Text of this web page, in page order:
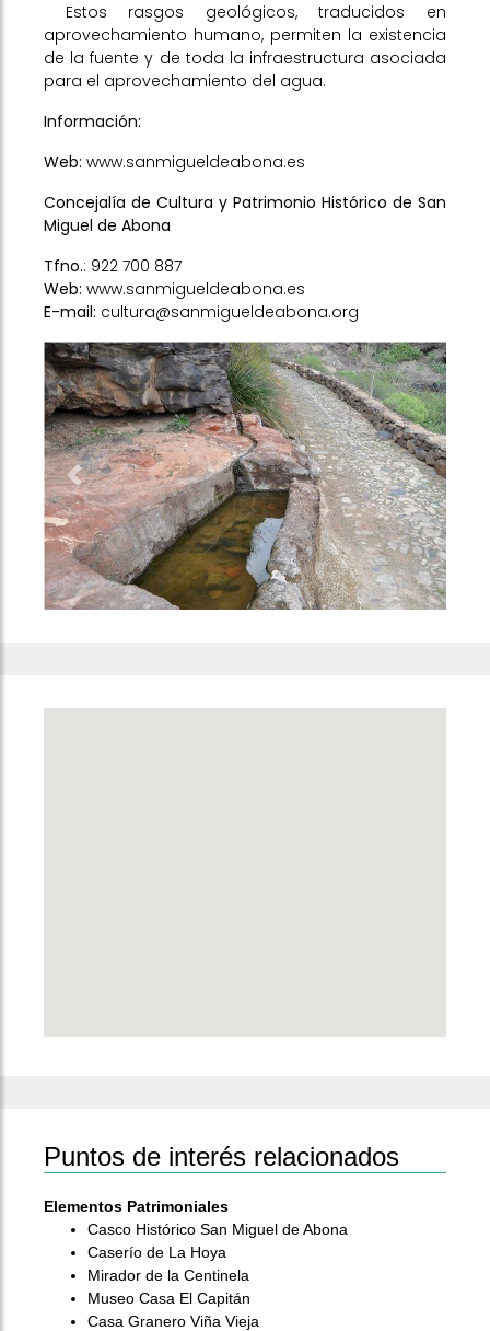
Estos rasgos geológicos, traducidos en
aprovechamiento humano, permiten la existencia
de la fuente y de toda la infraestructura asociada
para el aprovechamiento del agua.
Información:
Web: www.sanmigueldeabona.es
Concejalía de Cultura y Patrimonio Histórico de San
Miguel de Abona
Tfno.: 922 700 887
Web: www.sanmigueldeabona.es
E-mail: cultura@sanmigueldeabona.org
Previous Next
Puntos de interés relacionados
Elementos Patrimoniales
Casco Histórico San Miguel de Abona
Caserío de La Hoya
Mirador de la Centinela
Museo Casa El Capitán
Casa Granero Viña Vieja